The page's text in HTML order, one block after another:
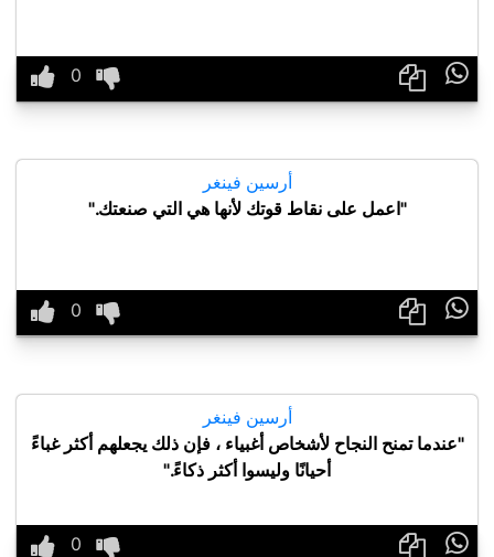

أرسين فينغر
"اعمل على نقاط قوتك لأنها هي التي صنعتك."

أرسين فينغر
"عندما تمنح النجاح لأشخاص أغبياء ، فإن ذلك يجعلهم أكثر غباءً
أحيانًا وليسوا أكثر ذكاءً."
